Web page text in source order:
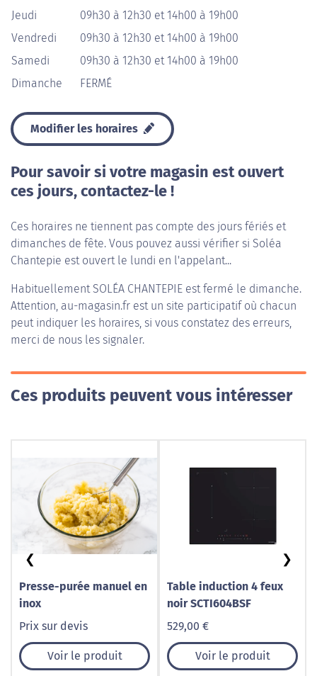
Jeudi
09h30 à 12h30 et 14h00 à 19h00
Vendredi
09h30 à 12h30 et 14h00 à 19h00
Samedi
09h30 à 12h30 et 14h00 à 19h00
Dimanche
FERMÉ
Modifier les horaires
Pour savoir si votre magasin est ouvert
ces jours, contactez-le !
Ces horaires ne tiennent pas compte des jours fériés et
dimanches de fête. Vous pouvez aussi vérifier si Soléa
Chantepie est ouvert le lundi en l'appelant...
HabituellementSOLÉA CHANTEPIE est fermé le dimanche.
Attention, au-magasin.fr est un site participatif où chacun
peut indiquer les horaires, si vous constatez des erreurs,
merci de nous les signaler.
Ces produits peuvent vous intéresser
Presse-purée manuel en
inox
Prix sur devis
Voir le produit
Table induction 4 feux
noir SCTI604BSF
529,00 €
Voir le produit
❮ ❯